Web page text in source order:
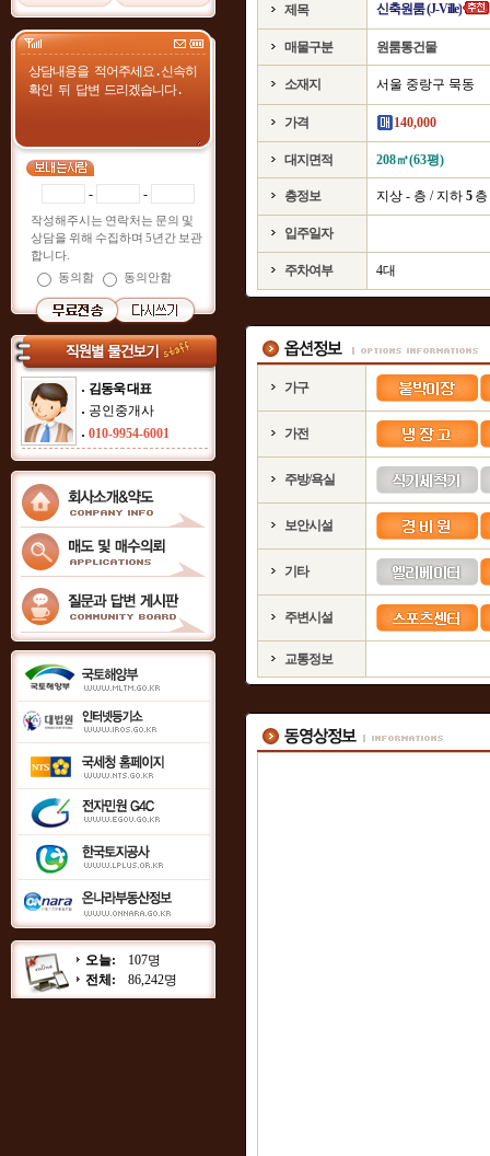
- -
작성해주시는 연락처는 문의 및
상담을 위해 수집하며 5년간 보관
합니다.
동의함
동의안함
김동욱 대표
공인중개사
010-9954-6001
오늘:
107명
전체:
86,242명
제목 신축원룸 (J-Ville)
매물구분 원룸통건물
소재지 서울 중랑구 묵동
가격 140,000
대지면적 208㎡(63평)
층정보 지상 - 층 / 지하 5층
입주일자
주차여부 4대
가구
가전
주방/욕실
보안시설
기타
주변시설
교통정보